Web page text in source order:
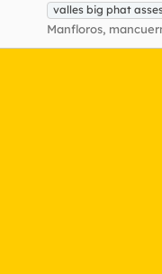
valles big phat
Manfloros,